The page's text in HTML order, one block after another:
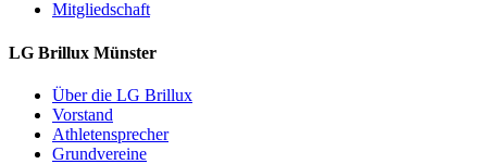
Mitgliedschaft
LG Brillux Münster
Über die LG Brillux
Vorstand
Athletensprecher
Grundvereine